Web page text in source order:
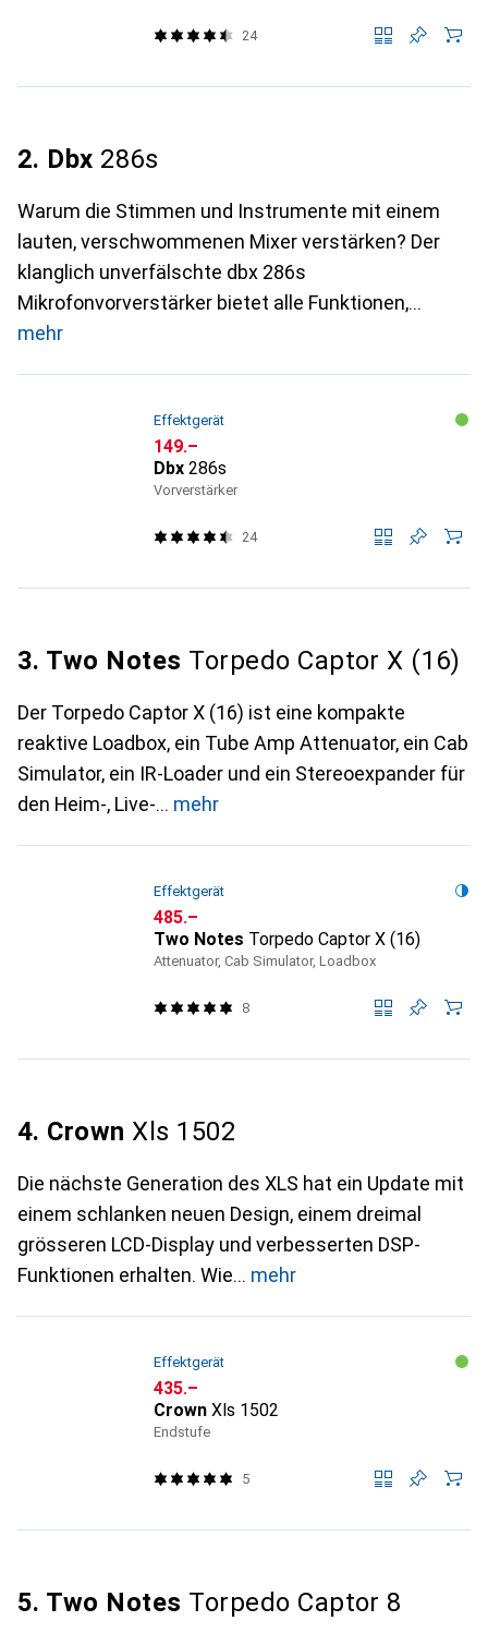
24
2. Dbx 286s
Warum die Stimmen und Instrumente mit einem
lauten, verschwommenen Mixer verstärken? Der
klanglich unverfälschte dbx 286s
Mikrofonvorverstärker bietet alle Funktionen,
mehr
Effektgerät
CHF
149.–
Dbx 286s
Vorverstärker
24
3. Two Notes Torpedo Captor X (16)
Der Torpedo Captor X (16) ist eine kompakte
reaktive Loadbox, ein Tube Amp Attenuator, ein Cab
Simulator, ein IR-Loader und ein Stereoexpander für
den Heim-, Live-
mehr
Effektgerät
CHF
485.–
Two Notes Torpedo Captor X (16)
Attenuator, Cab Simulator, Loadbox
8
4. Crown Xls 1502
Die nächste Generation des XLS hat ein Update mit
einem schlanken neuen Design, einem dreimal
grösseren LCD-Display und verbesserten DSP-
Funktionen erhalten. Wie
mehr
Effektgerät
CHF
435.–
Crown Xls 1502
Endstufe
5
5. Two Notes Torpedo Captor 8